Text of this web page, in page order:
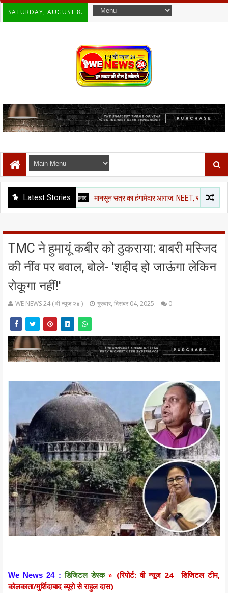
SATURDAY, AUGUST 8.
Latest Stories
राजनीती समाचार मानसून सत्र का हंगामेदार आगाज: NEET, राम मंदिर चंदा और CJP
TMC ने हुमायूं कबीर को ठुकराया: बाबरी मस्जिद
की नींव पर बवाल, बोले- 'शहीद हो जाऊंगा लेकिन
रोकूगा नहीं!'
WE NEWS 24 ( वी न्यूज २४ ) गुरुवार, दिसंबर 04, 2025 0
We News 24 : डिजिटल डेस्क » (रिपोर्ट: वी न्यूज 24 डिजिटल टीम,
कोलकाता/मुर्शिदाबाद ब्यूरो से राहुल दास)